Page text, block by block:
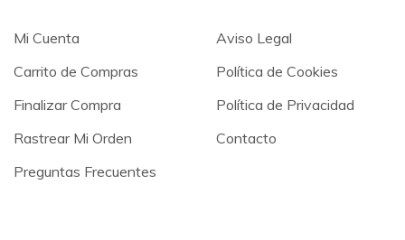
Mi Cuenta
Carrito de Compras
Finalizar Compra
Rastrear Mi Orden
Preguntas Frecuentes
Aviso Legal
Política de Cookies
Política de Privacidad
Contacto